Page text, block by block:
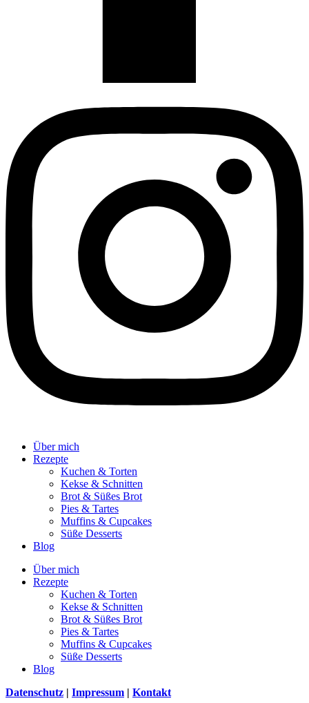
Über mich
Rezepte
Kuchen & Torten
Kekse & Schnitten
Brot & Süßes Brot
Pies & Tartes
Muffins & Cupcakes
Süße Desserts
Blog
Über mich
Rezepte
Kuchen & Torten
Kekse & Schnitten
Brot & Süßes Brot
Pies & Tartes
Muffins & Cupcakes
Süße Desserts
Blog
Datenschutz | Impressum | Kontakt